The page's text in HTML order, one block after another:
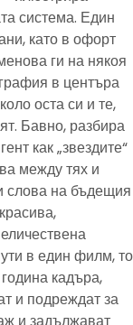
система. Един
като в офорт
ги на някоя
в центъра
оста си и те,
Бавно, разбира
как „звездите“
между тях и
слова на бъдещия
в един филм, то
кадъра,
и подреждат за
и задължават